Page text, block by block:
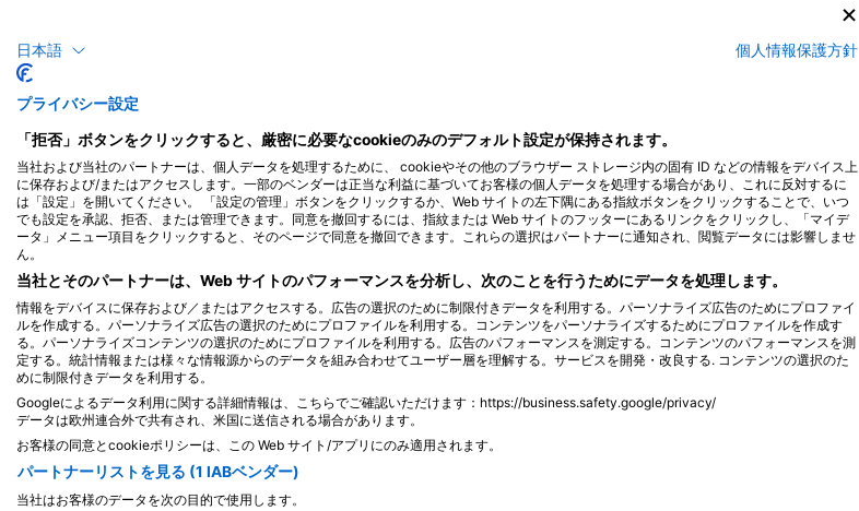
J F M A M J J A S O N D J F M A M J J A S O N D
ウミウシ
J F M A M J J A S O
このダイビングサイトに対応するダイビングセンター
WeDive
Marina de Lagos, 8600-780 Lagos,
PO09 - ポルトガル
TRIBEMAR SCUBA DIVING
日本語 個人情報保護方針
プライバシー設定
「拒否」ボタンをクリックすると、厳密に必要なcookieのみのデフォルト設定が保持されます。
当社および当社のパートナーは、個人データを処理するために、 cookieやその他のブラウザー ストレージ内の固有 ID などの情報をデバイス上
に保存および/またはアクセスします。一部のベンダーは正当な利益に基づいてお客様の個人データを処理する場合があり、これに反対するに
は「設定」を開いてください。 「設定の管理」ボタンをクリックするか、Web サイトの左下隅にある指紋ボタンをクリックすることで、いつ
でも設定を承認、拒否、または管理できます。同意を撤回するには、指紋または Web サイトのフッターにあるリンクをクリックし、「マイデ
ータ」メニュー項目をクリックすると、そのページで同意を撤回できます。これらの選択はパートナーに通知され、閲覧データには影響しませ
ん。
当社とそのパートナーは、Web サイトのパフォーマンスを分析し、次のことを行うためにデータを処理します。
情報をデバイスに保存および／またはアクセスする。広告の選択のために制限付きデータを利用する。パーソナライズ広告のためにプロファイ
ルを作成する。パーソナライズ広告の選択のためにプロファイルを利用する。コンテンツをパーソナライズするためにプロファイルを作成す
る。パーソナライズコンテンツの選択のためにプロファイルを利用する。広告のパフォーマンスを測定する。コンテンツのパフォーマンスを測
定する。統計情報または様々な情報源からのデータを組み合わせてユーザー層を理解する。サービスを開発・改良する. コンテンツの選択のた
めに制限付きデータを利用する。
Googleによるデータ利用に関する詳細情報は、こちらでご確認いただけます：https://business.safety.google/privacy/
データは欧州連合外で共有され、米国に送信される場合があります。
お客様の同意とcookieポリシーは、この Web サイト/アプリにのみ適用されます。
パートナーリストを見る (1 IABベンダー)
当社はお客様のデータを次の目的で使用します。